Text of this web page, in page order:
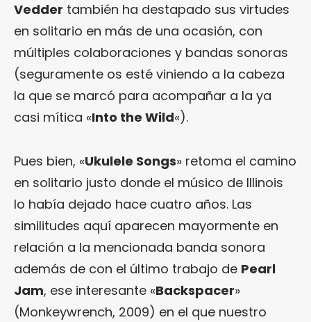
Vedder también ha destapado sus virtudes
en solitario en más de una ocasión, con
múltiples colaboraciones y bandas sonoras
(seguramente os esté viniendo a la cabeza
la que se marcó para acompañar a la ya
casi mítica «Into the Wild«).
Pues bien, «Ukulele Songs» retoma el camino
en solitario justo donde el músico de Illinois
lo había dejado hace cuatro años. Las
similitudes aquí aparecen mayormente en
relación a la mencionada banda sonora
además de con el último trabajo de Pearl
Jam, ese interesante «Backspacer»
(Monkeywrench, 2009) en el que nuestro